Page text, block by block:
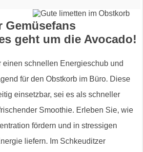
Gemüsefans
geht um die Avocado!
einen schnellen Energieschub und
für den Obstkorb im Büro. Diese
einsetzbar, sei es als schneller
Smoothie. Erleben Sie, wie
fördern und in stressigen
liefern. Im Schkeuditzer